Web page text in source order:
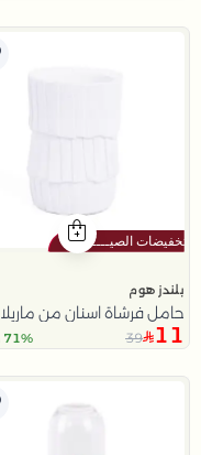
بلندز هوم
حامل فرشاة اسنان من ماريلا
11
39 71% خصم